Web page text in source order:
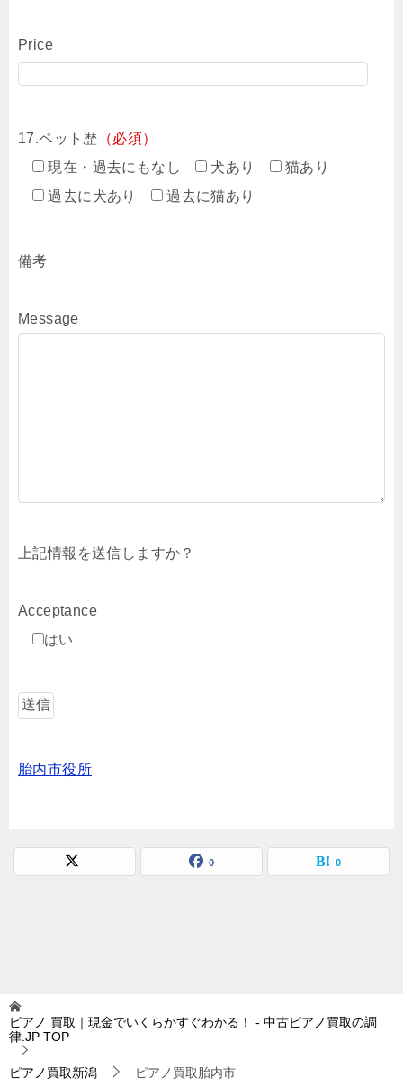
Price
17.ペット歴 （必須）
現在・過去にもなし
犬あり
猫あり
過去に犬あり
過去に猫あり
備考
Message
上記情報を送信しますか？
Acceptance
はい
胎内市役所
0 0
ピアノ 買取｜現金でいくらかすぐわかる！ - 中古ピアノ買取の調
律.JP TOP
ピアノ買取新潟 ピアノ買取胎内市